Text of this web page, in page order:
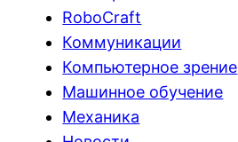
RoboCraft
Коммуникации
Компьютерное зрение
Машинное обучение
Механика